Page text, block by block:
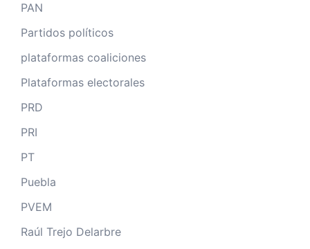
PAN
Partidos políticos
plataformas coaliciones
Plataformas electorales
PRD
PRI
PT
Puebla
PVEM
Raúl Trejo Delarbre